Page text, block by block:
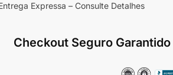
Expressa – Consulte Detalhes
Checkout Seguro Garantido